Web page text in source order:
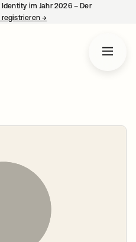
im Jahr 2026 – Der
registrieren→